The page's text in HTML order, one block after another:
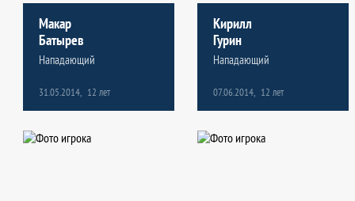
Макар
Батырев
Нападающий
31.05.2014, 12 лет
Кирилл
Гурин
Нападающий
07.06.2014, 12 лет
Кирилл
Гурин
Нападающий
07.06.2014, 12 лет
Савелий
Ильин
Защитник
03.06.2014,
8 8